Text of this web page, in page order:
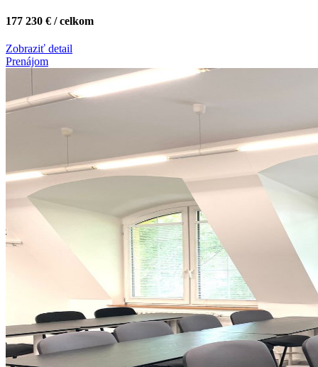
177 230 € / celkom
Zobraziť detail
Prenájom